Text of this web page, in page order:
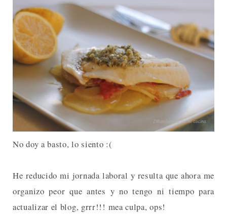
No doy a basto, lo siento :(
He reducido mi jornada laboral y resulta que ahora me
organizo peor que antes y no tengo ni tiempo para
actualizar el blog, grrr!!! mea culpa, ops!